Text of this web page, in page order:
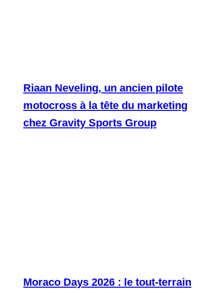
Riaan Neveling, un ancien pilote
motocross à la tête du marketing
chez Gravity Sports Group
Moraco Days 2026 : le tout-terrain